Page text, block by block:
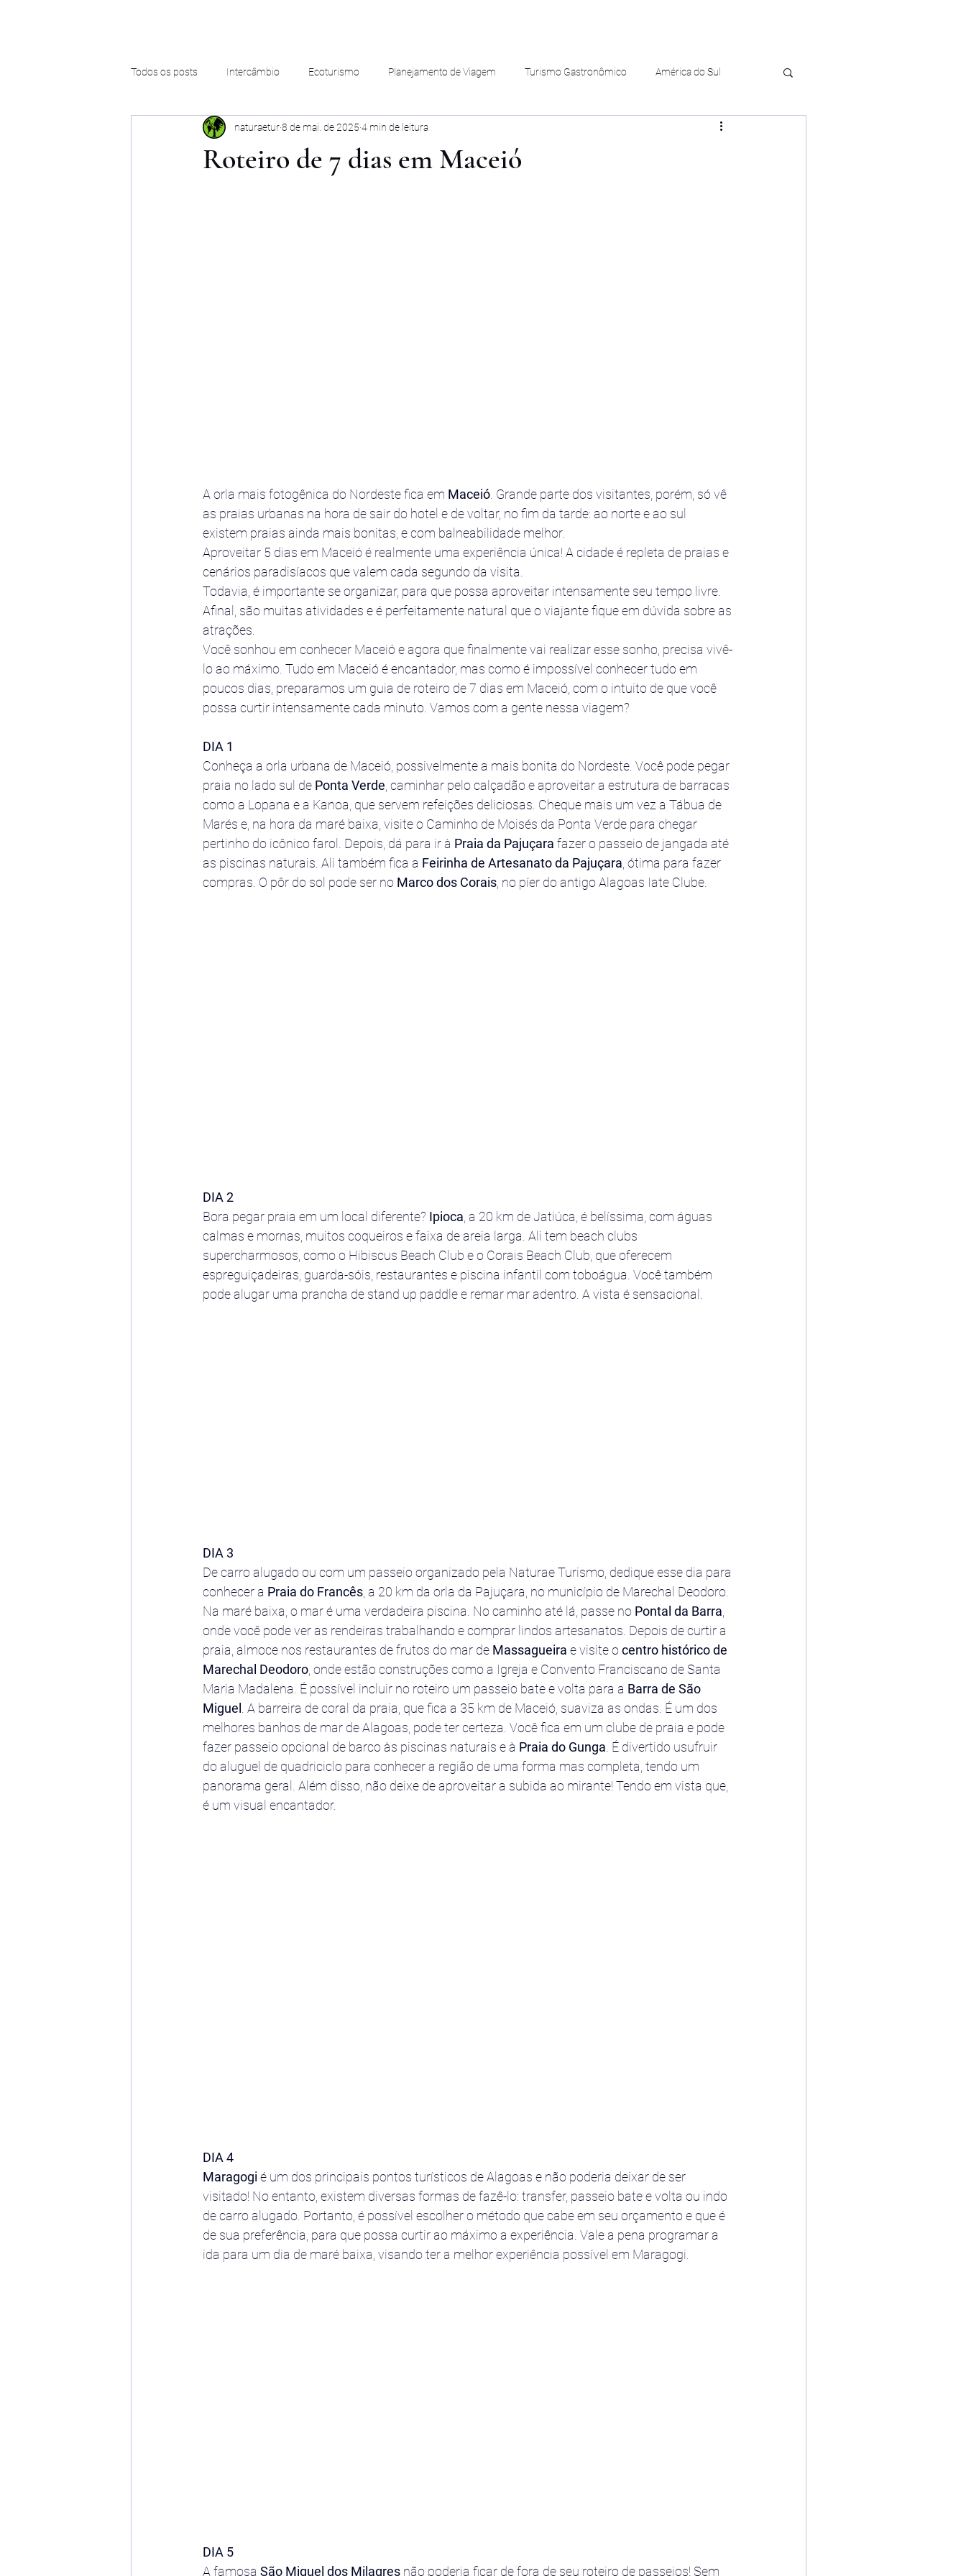
Todos os posts Intercâmbio Ecoturismo Planejamento de Viagem Turismo Gastronômico América do Sul
Roteiro de 7 dias em Maceió
naturaetur8 de mai. de 2025 4 min de leitura
A orla mais fotogênica do Nordeste fica em Maceió . Grande parte dos visitantes, porém, só vê
as praias urbanas na hora de sair do hotel e de voltar, no fim da tarde: ao norte e ao sul
existem praias ainda mais bonitas, e com balneabilidade melhor.
Aproveitar 5 dias em Maceió é realmente uma experiência única! A cidade é repleta de praias e
cenários paradisíacos que valem cada segundo da visita.
Todavia, é importante se organizar, para que possa aproveitar intensamente seu tempo livre.
Afinal, são muitas atividades e é perfeitamente natural que o viajante fique em dúvida sobre as
atrações.
Você sonhou em conhecer Maceió e agora que finalmente vai realizar esse sonho, precisa vivê-
lo ao máximo. Tudo em Maceió é encantador, mas como é impossível conhecer tudo em
poucos dias, preparamos um guia de roteiro de 7 dias em Maceió, com o intuito de que você
possa curtir intensamente cada minuto. Vamos com a gente nessa viagem?
DIA 1
Conheça a orla urbana de Maceió, possivelmente a mais bonita do Nordeste. Você pode pegar
praia no lado sul de Ponta Verde , caminhar pelo calçadão e aproveitar a estrutura de barracas
como a Lopana e a Kanoa, que servem refeições deliciosas. Cheque mais um vez a Tábua de
Marés e, na hora da maré baixa, visite o Caminho de Moisés da Ponta Verde para chegar
pertinho do icônico farol. Depois, dá para ir à Praia da Pajuçara fazer o passeio de jangada até
as piscinas naturais. Ali também fica a Feirinha de Artesanato da Pajuçara , ótima para fazer
compras. O pôr do sol pode ser no Marco dos Corais , no píer do antigo Alagoas Iate Clube.
DIA 2
Bora pegar praia em um local diferente? Ipioca, a 20 km de Jatiúca, é belíssima, com águas
calmas e mornas, muitos coqueiros e faixa de areia larga. Ali tem beach clubs
supercharmosos, como o Hibiscus Beach Club e o Corais Beach Club, que oferecem
espreguiçadeiras, guarda-sóis, restaurantes e piscina infantil com toboágua. Você também
pode alugar uma prancha de stand up paddle e remar mar adentro. A vista é sensacional.
DIA 3
De carro alugado ou com um passeio organizado pela Naturae Turismo, dedique esse dia para
conhecer a Praia do Francês, a 20 km da orla da Pajuçara, no município de Marechal Deodoro.
Na maré baixa, o mar é uma verdadeira piscina. No caminho até lá, passe no Pontal da Barra,
onde você pode ver as rendeiras trabalhando e comprar lindos artesanatos. Depois de curtir a
praia, almoce nos restaurantes de frutos do mar de Massagueira e visite o centro histórico de
Marechal Deodoro, onde estão construções como a Igreja e Convento Franciscano de Santa
Maria Madalena. É possível incluir no roteiro um passeio bate e volta para a Barra de São
Miguel . A barreira de coral da praia, que fica a 35 km de Maceió, suaviza as ondas. É um dos
melhores banhos de mar de Alagoas, pode ter certeza. Você fica em um clube de praia e pode
fazer passeio opcional de barco às piscinas naturais e à Praia do Gunga. É divertido usufruir
do aluguel de quadriciclo para conhecer a região de uma forma mas completa, tendo um
panorama geral. Além disso, não deixe de aproveitar a subida ao mirante! Tendo em vista que,
é um visual encantador.
DIA 4
Maragogi é um dos principais pontos turísticos de Alagoas e não poderia deixar de ser
visitado! No entanto, existem diversas formas de fazê-lo: transfer, passeio bate e volta ou indo
de carro alugado. Portanto, é possível escolher o método que cabe em seu orçamento e que é
de sua preferência, para que possa curtir ao máximo a experiência. Vale a pena programar a
ida para um dia de maré baixa, visando ter a melhor experiência possível em Maragogi.
DIA 5
A famosa São Miguel dos Milagres não poderia ficar de fora de seu roteiro de passeios! Sem